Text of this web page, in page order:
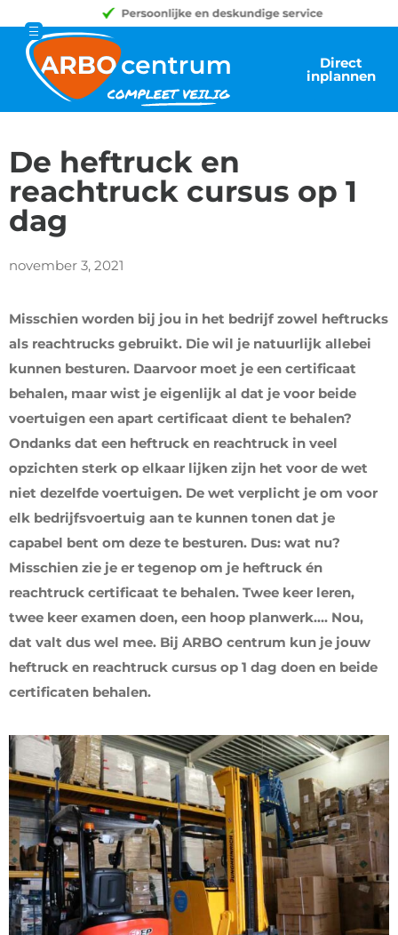
Direct
inplannen
De heftruck en
reachtruck cursus op 1
dag
november 3, 2021
Misschien worden bij jou in het bedrijf zowel heftrucks
als reachtrucks gebruikt. Die wil je natuurlijk allebei
kunnen besturen. Daarvoor moet je een certificaat
behalen, maar wist je eigenlijk al dat je voor beide
voertuigen een apart certificaat dient te behalen?
Ondanks dat een heftruck en reachtruck in veel
opzichten sterk op elkaar lijken zijn het voor de wet
niet dezelfde voertuigen. De wet verplicht je om voor
elk bedrijfsvoertuig aan te kunnen tonen dat je
capabel bent om deze te besturen. Dus: wat nu?
Misschien zie je er tegenop om je heftruck én
reachtruck certificaat te behalen. Twee keer leren,
twee keer examen doen, een hoop planwerk…. Nou,
dat valt dus wel mee. Bij ARBO centrum kun je jouw
heftruck en reachtruck cursus op 1 dag doen en beide
certificaten behalen.